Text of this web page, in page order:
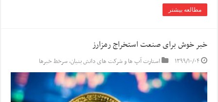
مطالعه بیشتر
خبر خوش برای صنعت استخراج رمزارز
۱۳۹۹/۱۰/۰۴ استارت آپ ها و شرکت های دانش بنیان,سرخط خبرها